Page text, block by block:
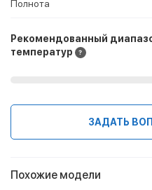
Полнота
Рекомендованный
температур
ЗАДАТЬ
Похожие модели